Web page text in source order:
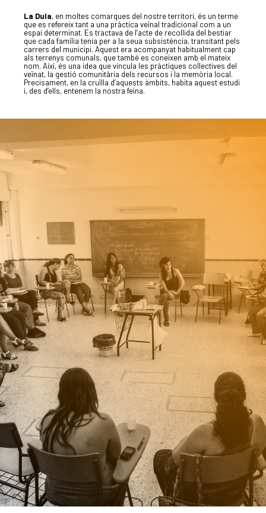
La Dula, en moltes comarques del nostre territori, és un terme
que es refereix tant a una pràctica veïnal tradicional com a un
espai determinat. Es tractava de l’acte de recollida del bestiar
que cada família tenia per a la seua subsistència, transitant pels
carrers del municipi. Aquest era acompanyat habitualment cap
als terrenys comunals, que també es coneixen amb el mateix
nom. Així, és una idea que vincula les pràctiques col·lectives del
veïnat, la gestió comunitària dels recursos i la memòria local.
Precisament, en la cruïlla d’aquests àmbits, habita aquest estudi
i, des d’ells, entenem la nostra feina.
LA DULA